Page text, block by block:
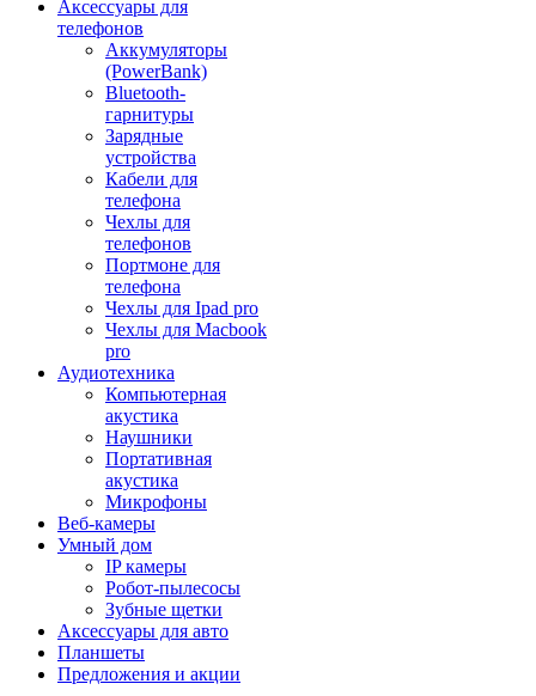
Аксессуары для
телефонов
Аккумуляторы
(PowerBank)
Bluetooth-
гарнитуры
Зарядные
устройства
Кабели для
телефона
Чехлы для
телефонов
Портмоне для
телефона
Чехлы для Ipad pro
Чехлы для Macbook
pro
Аудиотехника
Компьютерная
акустика
Наушники
Портативная
акустика
Микрофоны
Веб-камеры
Умный дом
IP камеры
Робот-пылесосы
Зубные щетки
Аксессуары для авто
Планшеты
Предложения и акции